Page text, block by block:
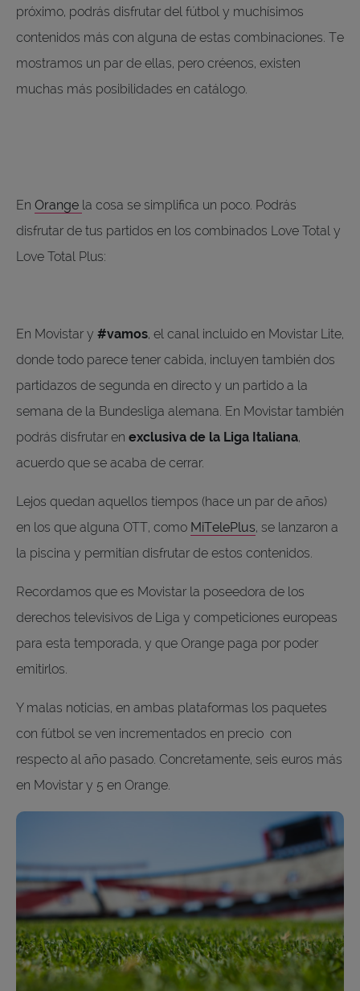
próximo, podrás disfrutar del fútbol y muchísimos
contenidos más con alguna de estas combinaciones. Te
mostramos un par de ellas, pero créenos, existen
muchas más posibilidades en catálogo.
En Orange la cosa se simplifica un poco. Podrás
disfrutar de tus partidos en los combinados Love Total y
Love Total Plus:
En Movistar y #vamos, el canal incluido en Movistar Lite,
donde todo parece tener cabida, incluyen también dos
partidazos de segunda en directo y un partido a la
semana de la Bundesliga alemana. En Movistar también
podrás disfrutar en exclusiva de la Liga Italiana,
acuerdo que se acaba de cerrar.
Lejos quedan aquellos tiempos (hace un par de años)
en los que alguna OTT, como MiTelePlus, se lanzaron a
la piscina y permitían disfrutar de estos contenidos.
Recordamos que es Movistar la poseedora de los
derechos televisivos de Liga y competiciones europeas
para esta temporada, y que Orange paga por poder
emitirlos.
Y malas noticias, en ambas plataformas los paquetes
con fútbol se ven incrementados en precio con
respecto al año pasado. Concretamente, seis euros más
en Movistar y 5 en Orange.